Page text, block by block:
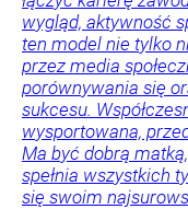
wygląd, aktywność
ten model nie tylko
przez media
porównywania się
sukcesu.
wysportowana,
Ma być dobrą
spełnia wszystkich
się swoim